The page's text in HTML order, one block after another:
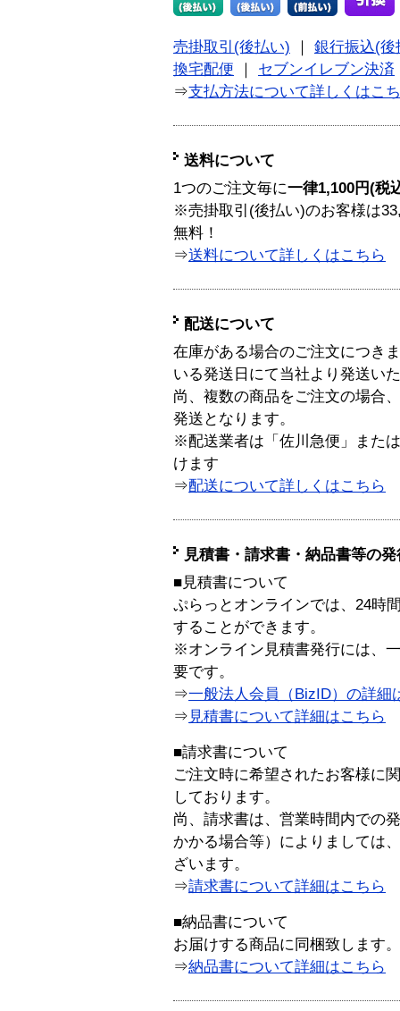
売掛取引(後払い)
銀行振込(後
換宅配便
セブンイレブン決済
⇒支払方法について詳しくはこ
送料について
1つのご注文毎に一律1,100円(税
※売掛取引(後払い)のお客様は
無料！
⇒送料について詳しくはこちら
配送について
在庫がある場合のご注文につき
いる発送日にて当社より発送い
尚、複数の商品をご注文の場合
発送となります。
※配送業者は「佐川急便」また
けます
⇒配送について詳しくはこちら
見積書・請求書・納品書等の
■見積書について
ぷらっとオンラインでは、24時
することができます。
※オンライン見積書発行には、
要です。
⇒一般法人会員（BizID）の詳細
⇒ 見積書について詳細はこちら
■請求書について
ご注文時に希望されたお客様に
しております。
尚、請求書は、営業時間内での
かかる場合等）によりましては
ざいます。
⇒請求書について詳細はこちら
■納品書について
お届けする商品に同梱致します。
⇒納品書について詳細はこちら